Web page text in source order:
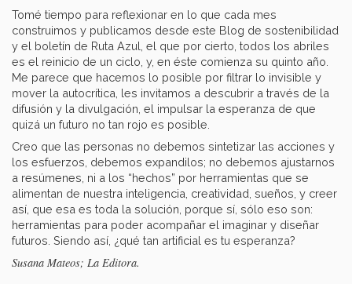
Tomé tiempo para reflexionar en lo que cada mes
construimos y publicamos desde este Blog de sostenibilidad
y el boletín de Ruta Azul, el que por cierto, todos los abriles
es el reinicio de un ciclo, y, en éste comienza su quinto año.
Me parece que hacemos lo posible por filtrar lo invisible y
mover la autocrítica, les invitamos a descubrir a través de la
difusión y la divulgación, el impulsar la esperanza de que
quizá un futuro no tan rojo es posible.
Creo que las personas no debemos sintetizar las acciones y
los esfuerzos, debemos expandilos; no debemos ajustarnos
a resúmenes, ni a los “hechos” por herramientas que se
alimentan de nuestra inteligencia, creatividad, sueños, y creer
así, que esa es toda la solución, porque sí, sólo eso son:
herramientas para poder acompañar el imaginar y diseñar
futuros. Siendo así, ¿qué tan artificial es tu esperanza?
Susana Mateos; La Editora.